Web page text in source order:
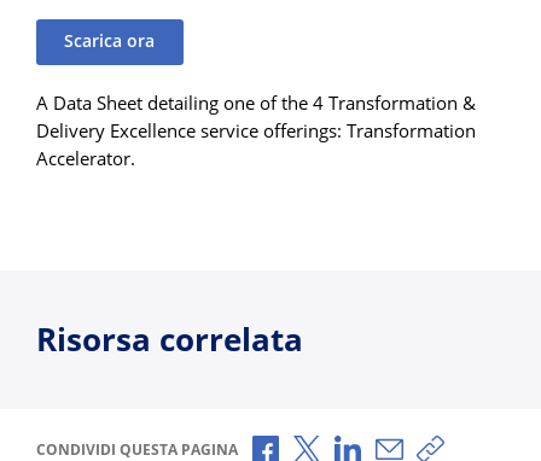
Scarica ora
A Data Sheet detailing one of the 4 Transformation &
Delivery Excellence service offerings: Transformation
Accelerator.
Risorsa correlata
CONDIVIDI QUESTA PAGINA Condividi via Facebook
Condividi via X
Condividi via
Condividi via e-
Copia link